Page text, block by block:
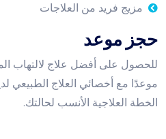
مزيج فريد من العلاجات
حجز موعد
للحصول على أفضل علاج لالتهاب
موعدًا مع أخصائي العلاج الطبيعي
الخطة العلاجية الأنسب لحالتك.